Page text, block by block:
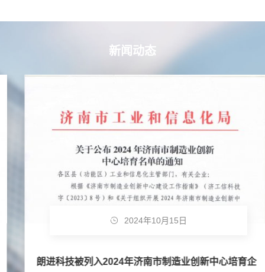
新闻动态
2024年10月15日
朗进科技被列入2024年济南市制造业创新中心培育企